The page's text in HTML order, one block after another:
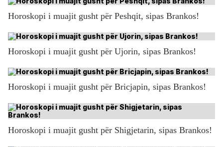
Horoskopi i muajit gusht për Peshqit, sipas Brankos!
Horoskopi i muajit gusht për Ujorin, sipas Brankos!
Horoskopi i muajit gusht për Bricjapin, sipas Brankos!
Horoskopi i muajit gusht për Shigjetarin, sipas Brankos!